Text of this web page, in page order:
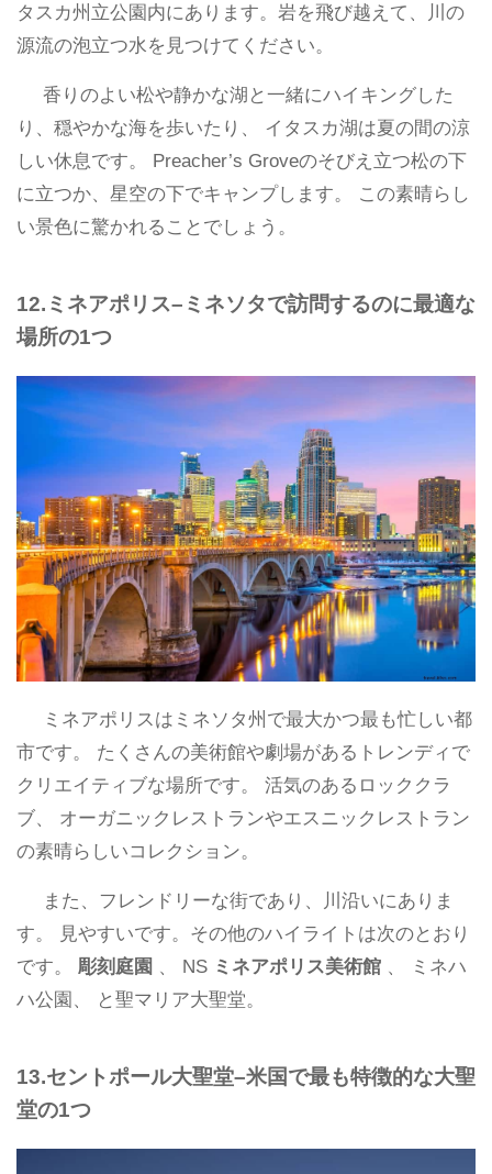
タスカ州立公園内にあります。岩を飛び越えて、川の
源流の泡立つ水を見つけてください。
香りのよい松や静かな湖と一緒にハイキングした
り、穏やかな海を歩いたり、 イタスカ湖は夏の間の涼
しい休息です。 Preacher’s Groveのそびえ立つ松の下
に立つか、星空の下でキャンプします。 この素晴らし
い景色に驚かれることでしょう。
12.ミネアポリス–ミネソタで訪問するのに最適な
場所の1つ
ミネアポリスはミネソタ州で最大かつ最も忙しい都
市です。 たくさんの美術館や劇場があるトレンディで
クリエイティブな場所です。 活気のあるロッククラ
ブ、 オーガニックレストランやエスニックレストラン
の素晴らしいコレクション。
また、フレンドリーな街であり、川沿いにありま
す。 見やすいです。その他のハイライトは次のとおり
です。 彫刻庭園 、 NS ミネアポリス美術館 、 ミネハ
ハ公園、 と聖マリア大聖堂。
13.セントポール大聖堂–米国で最も特徴的な大聖
堂の1つ